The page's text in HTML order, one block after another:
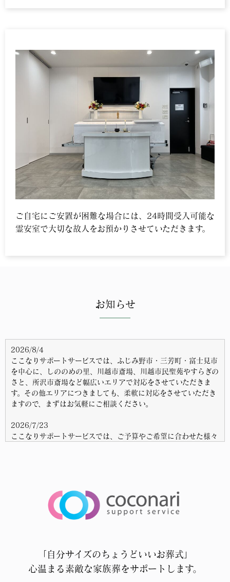
ご自宅にご安置が困難な場合には、24時間受入可能な
霊安室で大切な故人をお預かりさせていただきます。
お知らせ
2026/8/4
ここなりサポートサービスでは、ふじみ野市・三芳町・富士見市
を中心に、しののめの里、川越市斎場、川越市民聖苑やすらぎの
さと、所沢市斎場など幅広いエリアで対応をさせていただきま
す。その他エリアにつきましても、柔軟に対応をさせていただき
ますので、まずはお気軽にご相談ください。
2026/7/23
ここなりサポートサービスでは、ご予算やご希望に合わせた様々
ここなりサポートサービスでは、深夜・早朝に関わらずいつでも
病院などのご指定先へお迎えに上がります。ご自宅にご安置が困
入間東部広域斎場しののめの里でのご葬儀は、ここなりサポート
「自分サイズのちょうどいいお葬式」
心温まる素敵な家族葬をサポートします。